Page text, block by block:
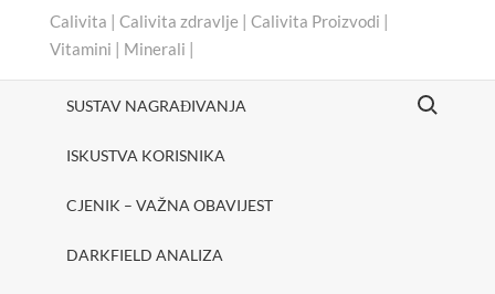
Calivita | Calivita zdravlje | Calivita Proizvodi |
Vitamini | Minerali |
SUSTAV NAGRAĐIVANJA
ISKUSTVA KORISNIKA
CJENIK – VAŽNA OBAVIJEST
DARKFIELD ANALIZA
Search for: